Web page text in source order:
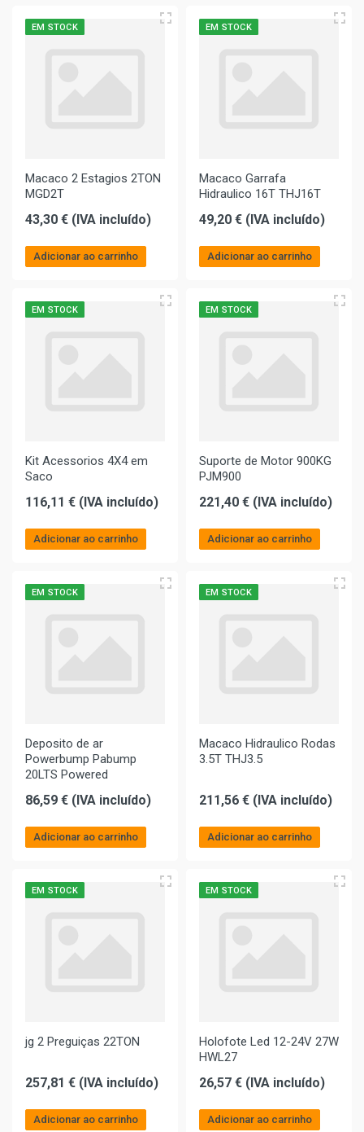
EM STOCK
Macaco 2 Estagios 2TON
MGD2T
43,30 € (IVA incluído)
Adicionar ao carrinho
EM STOCK
Macaco Garrafa
Hidraulico 16T THJ16T
49,20 € (IVA incluído)
Adicionar ao carrinho
EM STOCK
Kit Acessorios 4X4 em
Saco
116,11 € (IVA incluído)
Adicionar ao carrinho
EM STOCK
Suporte de Motor 900KG
PJM900
221,40 € (IVA incluído)
Adicionar ao carrinho
EM STOCK
Deposito de ar
Powerbump Pabump
20LTS Powered
86,59 € (IVA incluído)
Adicionar ao carrinho
EM STOCK
Macaco Hidraulico Rodas
3.5T THJ3.5
211,56 € (IVA incluído)
Adicionar ao carrinho
EM STOCK
jg 2 Preguiças 22TON
257,81 € (IVA incluído)
Adicionar ao carrinho
EM STOCK
Holofote Led 12-24V 27W
HWL27
26,57 € (IVA incluído)
Adicionar ao carrinho